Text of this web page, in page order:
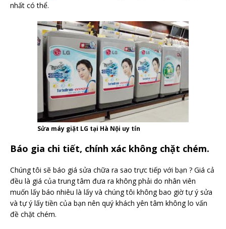
nhất có thể.
Sửa máy giặt LG tại Hà Nội uy tín
Báo gia chi tiết, chính xác không chặt chém.
Chúng tôi sẽ báo giá sửa chữa ra sao trực tiếp với bạn ? Giá cả
đều là giá của trung tâm đưa ra không phải do nhân viên
muốn lấy báo nhiêu là lấy và chúng tôi không bao giờ tự ý sửa
và tự ý lấy tiền của bạn nên quý khách yên tâm không lo vấn
đề chặt chém.